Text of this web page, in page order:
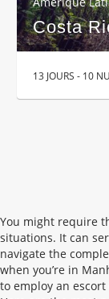
Costa
13 JOURS - 10
You might require
situations. It can
navigate the
when you’re in
to employ an